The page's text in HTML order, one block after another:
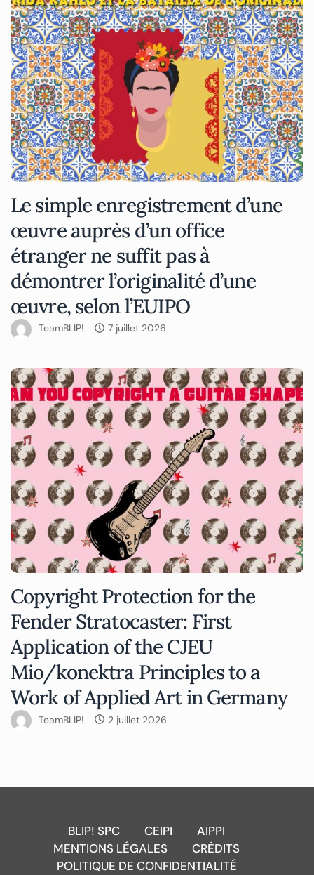
Le simple enregistrement d’une
œuvre auprès d’un office
étranger ne suffit pas à
démontrer l’originalité d’une
œuvre, selon l’EUIPO
TeamBLIP! 7 juillet 2026
Copyright Protection for the
Fender Stratocaster: First
Application of the CJEU
Mio/konektra Principles to a
Work of Applied Art in Germany
TeamBLIP! 2 juillet 2026
BLIP! SPC CEIPI
AIPPI
MENTIONS LÉGALES
CRÉDITS
POLITIQUE DE CONFIDENTIALITÉ